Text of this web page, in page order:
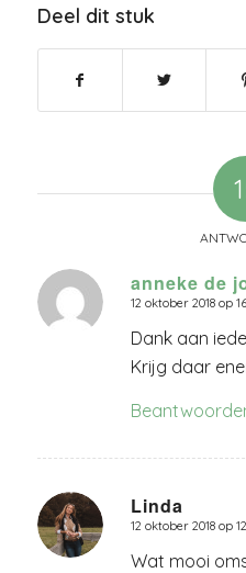
Deel dit stuk
anneke de
zegt:
12 oktober 2018 op
Dank aan
Krijg daar
Linda
zegt:
12 oktober 2018 op
Wat mooi